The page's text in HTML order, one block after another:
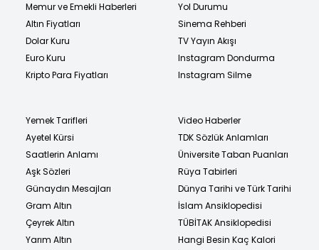
Memur ve Emekli Haberleri
Altın Fiyatları
Dolar Kuru
Euro Kuru
Kripto Para Fiyatları
Yol Durumu
Sinema Rehberi
TV Yayın Akışı
Instagram Dondurma
Instagram Silme
Yemek Tarifleri
Ayetel Kürsi
Saatlerin Anlamı
Aşk Sözleri
Günaydın Mesajları
Gram Altın
Çeyrek Altın
Yarım Altın
Video Haberler
TDK Sözlük Anlamları
Üniversite Taban Puanları
Rüya Tabirleri
Dünya Tarihi ve Türk Tarihi
İslam Ansiklopedisi
TÜBİTAK Ansiklopedisi
Hangi Besin Kaç Kalori